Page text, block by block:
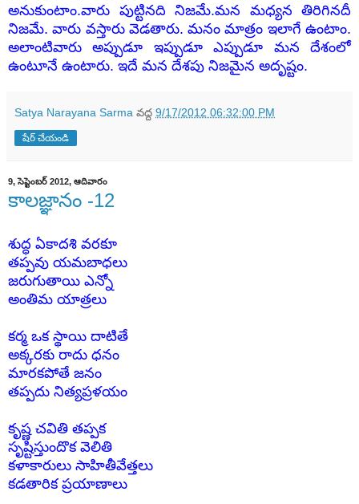
అనుకుంటాం.వారు పుట్టినది నిజమే.మన మధ్యన తిరిగినదీ
నిజమే. వారు వస్తారు వెడతారు. మనం మాత్రం ఇలాగే ఉంటాం.
అలాంటివారు అప్పుడూ ఇప్పుడూ ఎప్పుడూ మన దేశంలో
ఉంటూనే ఉంటారు. ఇదే మన దేశపు నిజమైన అదృష్టం.
Satya Narayana Sarma వద్ద 9/17/2012 06:32:00 PM
షేర్ చేయండి
9, సెప్టెంబర్ 2012, ఆదివారం
కాలజ్ఞానం -12
శుద్ధ ఏకాదశి వరకూ
తప్పవు యమబాధలు
జరుగుతాయి ఎన్నో
అంతిమ యాత్రలు
కర్మ ఒక స్థాయి దాటితే
అక్కరకు రాదు ధనం
మారకపోతే జనం
తప్పదు నిత్యప్రళయం
కృష్ణ చవితి తప్పక
సృష్టిస్తుందొక వెలితి
కళాకారులు సాహితీవేత్తలు
కడతారిక ప్రయాణాలు